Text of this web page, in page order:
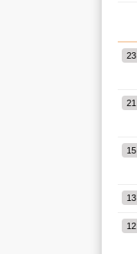
23
21
15
13
12